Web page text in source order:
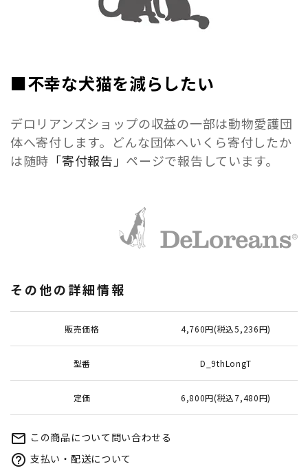
■不幸な犬猫を減らしたい
デロリアンズショップの収益の一部は動物愛護団
体へ寄付します。どんな団体へいくら寄付したか
は随時 「寄付報告」 ページで報告しています。
その他の詳細情報
販売価格 4,760円(税込5,236円)
型番 D_9thLongT
定価 6,800円(税込7,480円)
mail_outline この商品について問い合わせる
help_outline 支払い・配送について